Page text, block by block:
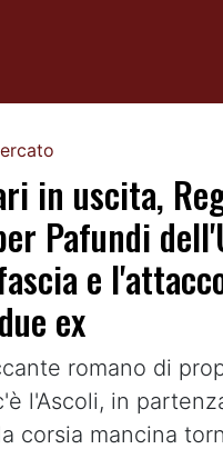
in uscita,
Pafundi
e
ex
romano di
l'Ascoli, in
corsia mancina